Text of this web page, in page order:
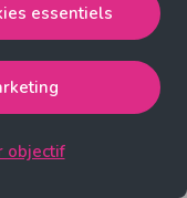
fonctionnalité et
accepte
essentiels
objectif